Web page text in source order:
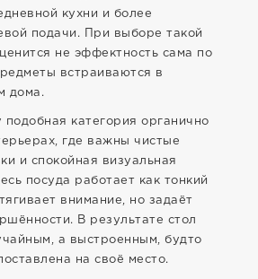
кухни и более
подачи. При выборе такой
не эффектность сама по
встраиваются в
дома.
подобная категория органично
где важны чистые
и спокойная визуальная
посуда работает как тонкий
внимание, но задаёт
В результате стол
а выстроенным, будто
на своё место.